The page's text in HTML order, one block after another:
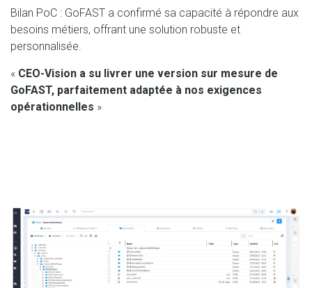
Bilan PoC : GoFAST a confirmé sa capacité à répondre aux
besoins métiers, offrant une solution robuste et
personnalisée.
« CEO-Vision a su livrer une version sur mesure de
GoFAST, parfaitement adaptée à nos exigences
opérationnelles »